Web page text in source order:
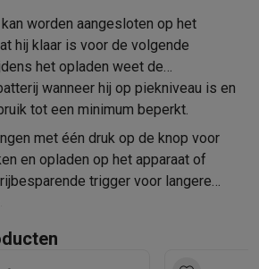
worden aangesloten op het
hij klaar is voor de volgende
het opladen weet de
wanneer hij op piekniveau is en
tot een minimum beperkt.
met één druk op de knop voor
en opladen op het apparaat of
trigger voor langere